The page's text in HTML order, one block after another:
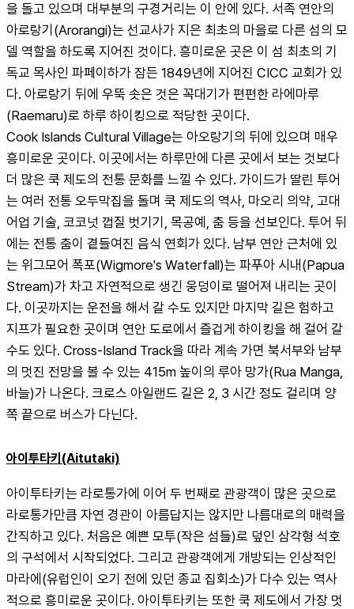
을 돌고 있으며 대부분의 구경거리는 이 안에 있다. 서족 연안의
아로랑기(Arorangi)는 선교사가 지은 최초의 마을로 다른 섬의 모
델 역할을 하도록 지어진 것이다. 흥미로운 곳은 이 섬 최초의 기
독교 목사인 파페이하가 잠든 1849년에 지어진 CICC 교회가 있
다. 아로랑기 뒤에 우뚝 솟은 것은 꼭대기가 편편한 라에마루
(Raemaru)로 하루 하이킹으로 적당한 곳이다.
Cook Islands Cultural Village는 아오랑기의 뒤에 있으며 매우
흥미로운 곳이다. 이곳에서는 하루만에 다른 곳에서 보는 것보다
더 많은 쿡 제도의 전통 문화를 느낄 수 있다. 가이드가 딸린 투어
는 여러 전통 오두막집을 돌며 쿡 제도의 역사, 마오리 의약, 고대
어업 기술, 코코넛 껍질 벗기기, 목공예, 춤 등을 선보인다. 투어 뒤
에는 전통 춤이 곁들여진 음식 연회가 있다. 남부 연안 근처에 있
는 위그모어 폭포(Wigmore's Waterfall)는 파푸아 시내(Papua
Stream)가 차고 자연적으로 생긴 웅덩이로 떨어져 내리는 곳이
다. 이곳까지는 운전을 해서 갈 수도 있지만 마지막 길은 험하고
지프가 필요한 곳이며 연안 도로에서 즐겁게 하이킹을 해 걸어 갈
수도 있다. Cross-Island Track을 따라 계속 가면 북서부와 남부
의 멋진 전망을 볼 수 있는 415m 높이의 루아 망가(Rua Manga,
바늘)가 나온다. 크로스 아일랜드 길은 2, 3 시간 정도 걸리며 양
쪽 끝으로 버스가 다닌다.
아이투타키(Aitutaki)
아이투타키는 라로통가에 이어 두 번째로 관광객이 많은 곳으로
라로통가만큼 자연 경관이 아름답지는 않지만 나름대로의 매력을
간직하고 있다. 처음은 예쁜 모투(작은 섬들)로 덮인 삼각형 석호
의 구석에서 시작되었다. 그리고 관광객에게 개방되는 인상적인
마라에(유럽인이 오기 전에 있던 종교 집회소)가 다수 있는 역사
적으로 흥미로운 곳이다. 아이투타키는 또한 쿡 제도에서 가장 멋